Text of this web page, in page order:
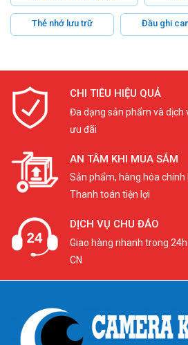
Thẻ nhớ lưu trữ Đầu ghi
CHI TIÊU HIỆU QUẢ
Đa dạng sản phẩm và dịch
ưu đãi
AN TÂM KHI MUA SẮM
Sản phẩm, hàng hóa chính
Thanh toán tiện lợi
DỊCH VỤ CHU ĐÁO
Giao hàng nhanh trong
CN